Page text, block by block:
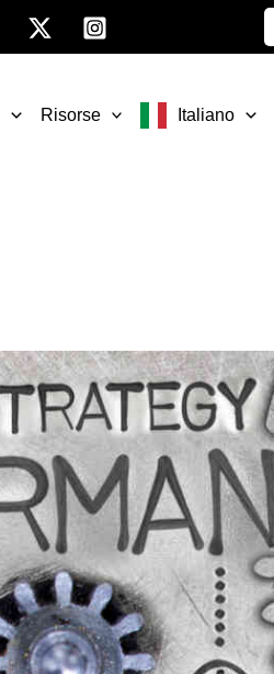
Risorse Italiano